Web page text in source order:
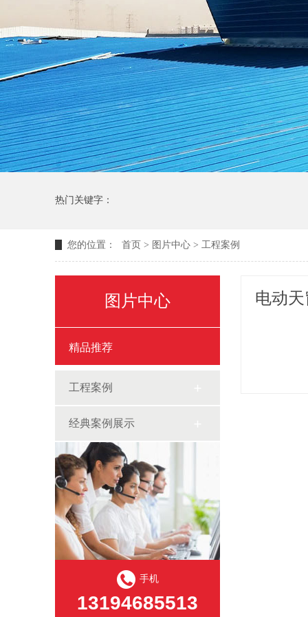
热门关键字：
您的位置： 首页 > 图片中心 > 工程案例
图片中心
精品推荐
工程案例
经典案例展示
手机
13194685513
电动